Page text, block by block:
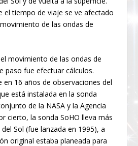
el tiempo de viaje se ve afectado
de las ondas de
movimiento de las ondas de
paso fue efectuar cálculos.
en 16 años de observaciones del
está instalada en la sonda
de la NASA y la Agencia
cierto, la sonda SoHO lleva más
Sol (fue lanzada en 1995), a
original estaba planeada para